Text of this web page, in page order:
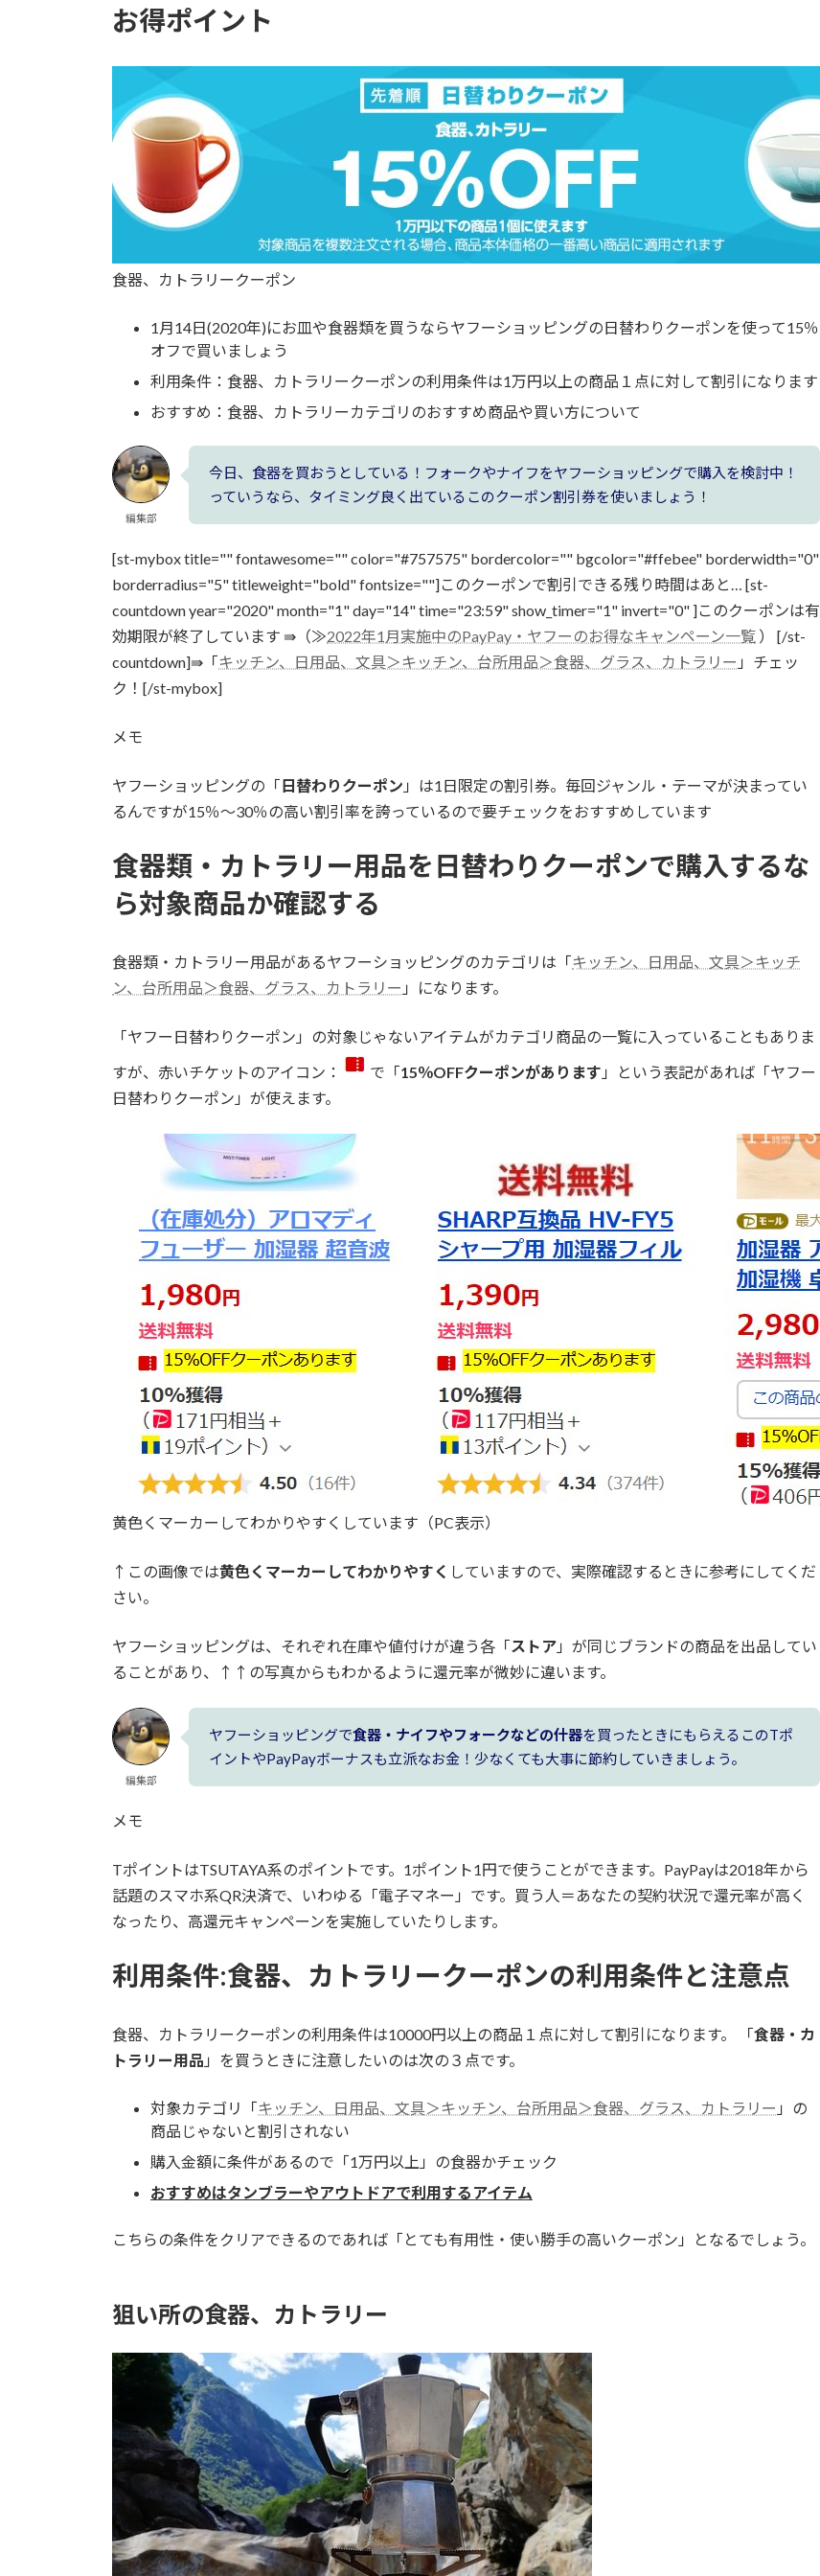
お得ポイント
食器、カトラリークーポン
1月14日(2020年)にお皿や食器類を買うならヤフーショッピングの日替わりクーポンを使って15％
オフで買いましょう
利用条件 ：食器、カトラリークーポンの利用条件は1万円以上の商品１点に対して割引になります
おすすめ ：食器、カトラリーカテゴリのおすすめ商品や買い方について
編集部
今日、食器を買おうとしている！フォークやナイフをヤフーショッピングで購入を検討中！
っていうなら、タイミング良く出ているこのクーポン割引券を使いましょう！
[st-mybox title="" fontawesome="" color="#757575" bordercolor="" bgcolor="#ffebee" borderwidth="0"
borderradius="5" titleweight="bold" fontsize=""]このクーポンで割引できる残り時間はあと… [st-
countdown year="2020" month="1" day="14" time="23:59" show_timer="1" invert="0" ]このクーポンは有
効期限が終了しています ⇛（≫2022年1月実施中のPayPay・ヤフーのお得なキャンペーン一覧 ）
[/st-
countdown]⇛「キッチン、日用品、文具＞キッチン、台所用品＞食器、グラス、カトラリー 」チェッ
ク！[/st-mybox]
メモ
ヤフーショッピングの「 日替わりクーポン 」は1日限定の割引券。毎回ジャンル・テーマが決まってい
るんですが15％～30％の高い割引率を誇っているので要チェックをおすすめしています
食器類・カトラリー用品を日替わりクーポンで購入するな
ら対象商品か確認する
食器類・カトラリー用品があるヤフーショッピングのカテゴリは「キッチン、日用品、文具＞キッチ
ン、台所用品＞食器、グラス、カトラリー 」になります。
「ヤフー日替わりクーポン 」の対象じゃないアイテムがカテゴリ商品の一覧に入っていることもありま
すが、赤いチケットのアイコン：
で「15％OFFクーポンがあります 」という表記があれば「ヤフー
日替わりクーポン 」が使えます。
黄色くマーカーしてわかりやすくしています（PC表示）
↑この画像では黄色くマーカーしてわかりやすく していますので、実際確認するときに参考にしてくだ
さい。
ヤフーショッピングは、それぞれ在庫や値付けが違う各「ストア 」が同じブランドの商品を出品してい
ることがあり、↑↑の写真からもわかるように還元率が微妙に違います。
編集部
ヤフーショッピングで食器・ナイフやフォークなどの什器を買ったときにもらえるこのTポ
イントやPayPayボーナスも立派なお金！少なくても大事に節約していきましょう。
メモ
TポイントはTSUTAYA系のポイントです。1ポイント1円で使うことができます。PayPayは2018年から
話題のスマホ系QR決済で、いわゆる「電子マネー 」です。買う人＝あなたの契約状況で還元率が高く
なったり、高還元キャンペーンを実施していたりします。
利用条件:食器、カトラリークーポンの利用条件と注意点
食器、カトラリークーポンの利用条件は10000円以上の商品１点に対して割引になります。 「食器・カ
トラリー用品 」を買うときに注意したいのは次の３点です。
対象カテゴリ「キッチン、日用品、文具＞キッチン、台所用品＞食器、グラス、カトラリー 」の
商品じゃないと割引されない
購入金額に条件があるので「1万円以上」の食器かチェック
おすすめはタンブラーやアウトドアで利用するアイテム
こちらの条件をクリアできるのであれば「 とても有用性・使い勝手の高いクーポン 」となるでしょう。
狙い所の食器、カトラリー